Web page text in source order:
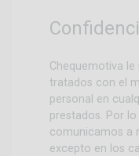
Chequemotiva
tratados con el
personal en
prestados. Por
comunicamos a
excepto en los